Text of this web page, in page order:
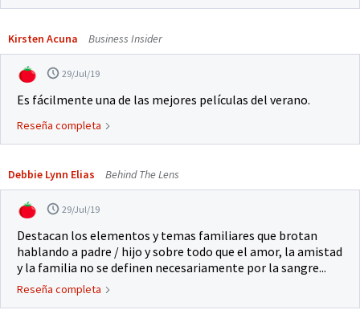
Kirsten Acuna Business Insider
29/Jul/19
Es fácilmente una de las mejores películas del verano.
Reseña completa
Debbie Lynn Elias Behind The Lens
29/Jul/19
Destacan los elementos y temas familiares que brotan
hablando a padre / hijo y sobre todo que el amor, la amistad
y la familia no se definen necesariamente por la sangre...
Reseña completa